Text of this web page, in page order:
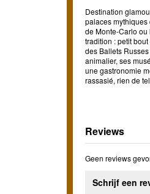
Destination
palaces
de Monte-Carlo
tradition : petit
des Ballets
animalier, ses
une gastronomie
rassasié, rien de
Reviews
Geen reviews
Schrijf een